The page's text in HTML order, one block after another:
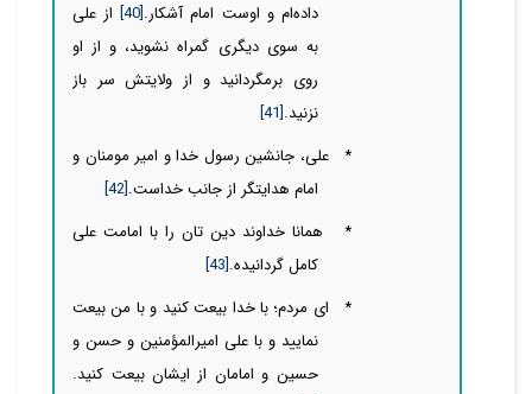
داده‌‌‌ام و اوست امام آشکار.[40]
از علی
به سوی دیگری گمراه نشوید، و از او
روی برمگردانید و از ولایتش سر باز
نزنید.[41]
*علی، جانشین رسول خدا و امیر مومنان و
امام هدایتگر از جانب خداست.[42]
* همانا خداوند دین تان را با امامت علی
کامل گردانیده.[43]
* ای مردم؛ با خدا بیعت کنید و با من بیعت
نمایید و با علی امیرالمؤمنین و حسن و
حسین و امامان از ایشان بیعت کنید.